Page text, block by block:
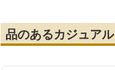
品のあるカジュア